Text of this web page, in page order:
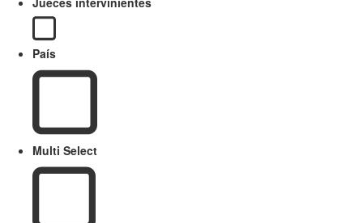
País
Multi Select